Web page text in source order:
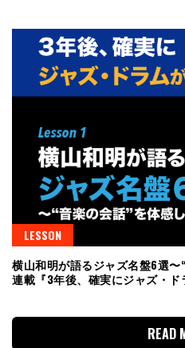
LESSON
横山和明が語るジャズ名盤6選〜
連載『3年後、確実にジャズ・
READ